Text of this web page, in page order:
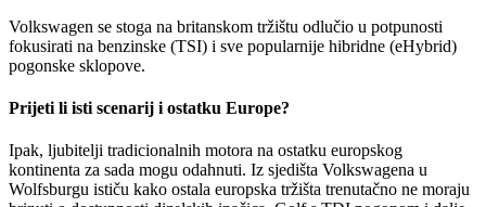
Volkswagen se stoga na britanskom tržištu odlučio u potpunosti
fokusirati na benzinske (TSI) i sve popularnije hibridne (eHybrid)
pogonske sklopove.
Prijeti li isti scenarij i ostatku Europe?
Ipak, ljubitelji tradicionalnih motora na ostatku europskog
kontinenta za sada mogu odahnuti. Iz sjedišta Volkswagena u
Wolfsburgu ističu kako ostala europska tržišta trenutačno ne moraju